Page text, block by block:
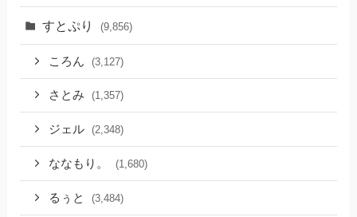
すとぷり (9,856)
ころん (3,127)
さとみ (1,357)
ジェル (2,348)
ななもり。 (1,680)
るぅと (3,484)